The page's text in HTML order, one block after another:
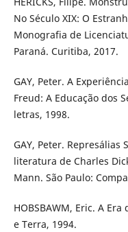
No Século XIX: O
Monografia de
Paraná. Curitiba, 2017.
GAY, Peter. A
Freud: A Educação dos
letras, 1998.
GAY, Peter. Represálias
literatura de Charles
Mann. São Paulo:
HOBSBAWM, Eric. A
e Terra, 1994.